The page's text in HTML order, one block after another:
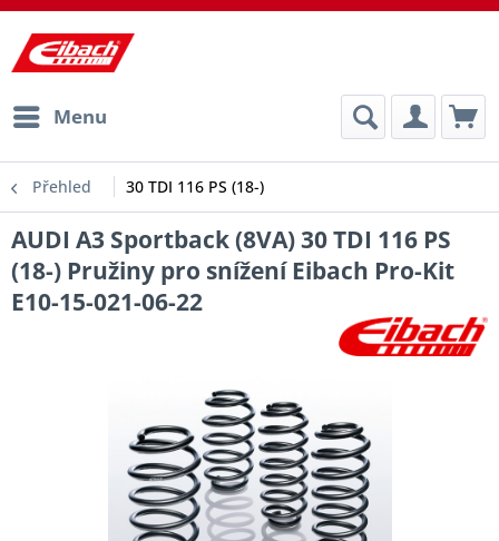
Menu
Přehled 30 TDI 116 PS (18-)
AUDI A3 Sportback (8VA) 30 TDI 116 PS
(18-) Pružiny pro snížení Eibach Pro-Kit
E10-15-021-06-22